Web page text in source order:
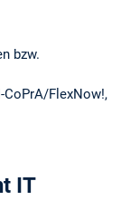
bzw.
FlexNow!,
IT